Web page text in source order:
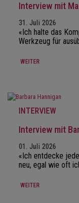
Interview mit
31. Juli 2026
«Ich halte das
Werkzeug für
WEITER
INTERVIEW
Interview mit
01. Juli 2026
«Ich entdecke
neu, egal wie oft
WEITER